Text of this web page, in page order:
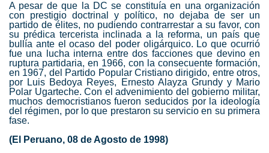
A pesar de que la DC se constituía en una organización
con prestigio doctrinal y político, no dejaba de ser un
partido de élites, no pudiendo contrarrestar a su favor, con
su prédica tercerista inclinada a la reforma, un país que
bullía ante el ocaso del poder oligárquico. Lo que ocurrió
fue una lucha interna entre dos facciones que devino en
ruptura partidaria, en 1966, con la consecuente formación,
en 1967, del Partido Popular Cristiano dirigido, entre otros,
por Luis Bedoya Reyes, Ernesto Alayza Grundy y Mario
Polar Ugarteche. Con el advenimiento del gobierno militar,
muchos democristianos fueron seducidos por la ideología
del régimen, por lo que prestaron su servicio en su primera
fase.
(El Peruano, 08 de Agosto de 1998)